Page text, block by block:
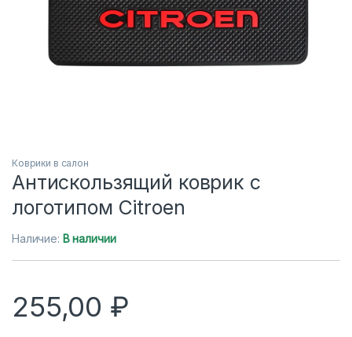
Коврики в салон
Антискользящий коврик с
логотипом Citroen
Наличие: В наличии
255,00 ₽